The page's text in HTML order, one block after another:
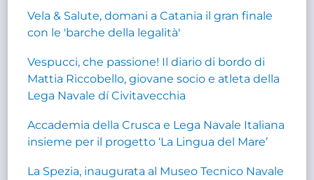
Vela & Salute, domani a Catania il gran finale
con le 'barche della legalità'
Vespucci, che passione! Il diario di bordo di
Mattia Riccobello, giovane socio e atleta della
Lega Navale dí Civitavecchia
Accademia della Crusca e Lega Navale Italiana
insieme per il progetto ‘La Lingua del Mare’
La Spezia, inaugurata al Museo Tecnico Navale